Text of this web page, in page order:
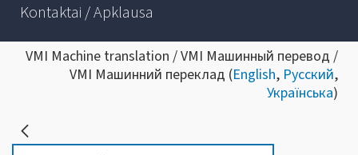
Kontaktai / Apklausa
VMI Machine translation / VMI Машинный перевод /
VMI Машинний переклад (English, Русский,
Українська)